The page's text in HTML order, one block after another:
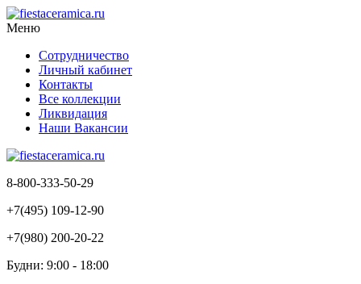
Меню
Сотрудничество
Личный кабинет
Контакты
Все коллекции
Ликвидация
Наши Вакансии
8-800-333-50-29
+7(495) 109-12-90
+7(980) 200-20-22
Будни: 9:00 - 18:00